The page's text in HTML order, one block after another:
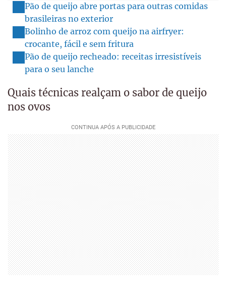
Pão de queijo abre portas para outras comidas
brasileiras no exterior
Bolinho de arroz com queijo na airfryer:
crocante, fácil e sem fritura
Pão de queijo recheado: receitas irresistíveis
para o seu lanche
Quais técnicas realçam o sabor de queijo
nos ovos